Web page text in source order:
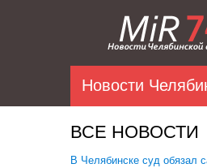
Новости
ВСЕ НОВОСТИ
В Челябинске суд обязал